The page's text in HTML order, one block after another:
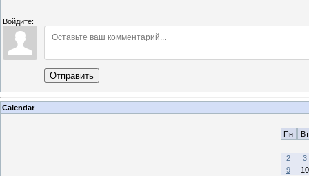
Войдите:
Отправить
Calendar
Пн Вт
2
3
9
10